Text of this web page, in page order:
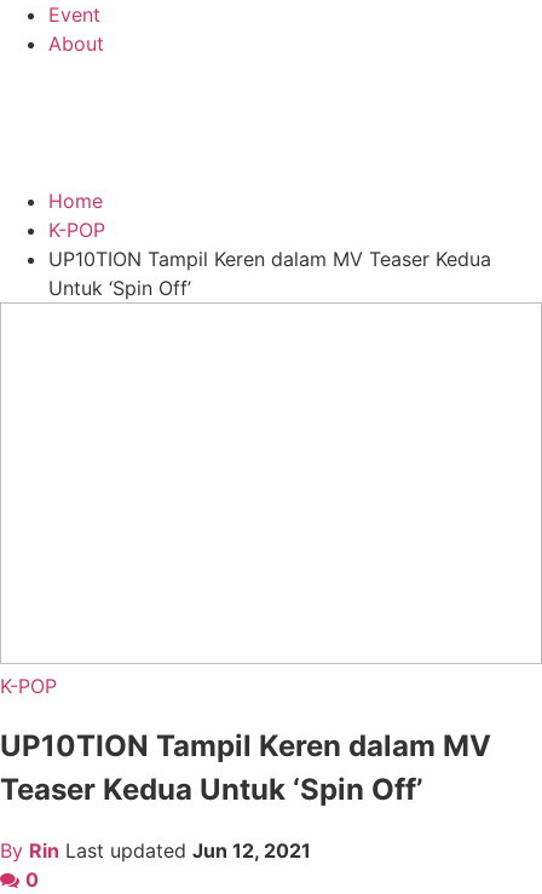
Event
About
Home
K-POP
UP10TION Tampil Keren dalam MV Teaser Kedua
Untuk ‘Spin Off’
K-POP
UP10TION Tampil Keren dalam MV
Teaser Kedua Untuk ‘Spin Off’
By Rin Last updated Jun 12, 2021
0